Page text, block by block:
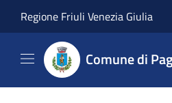
Regione Friuli Venezia Giulia
Comune di